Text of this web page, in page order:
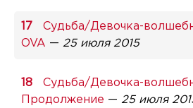
Судьба/Девочка-
OVA — 25 июля 2015
Судьба/Девочка-
Продолжение — 25 июля